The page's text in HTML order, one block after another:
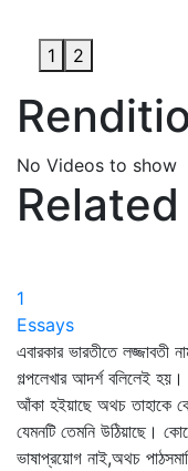
1 2
No Videos to show
1
Essays
এবারকার ভারতীতে লজ্জাবতী
গল্পলেখার আদর্শ বলিলেই হয়।
আঁকা হইয়াছে অথচ তাহাকে
যেমনটি তেমনি উঠিয়াছে।
ভাষাপ্রয়োগ নাই,অথচ